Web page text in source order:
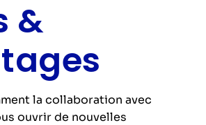
&
la collaboration avec
ouvrir de nouvelles